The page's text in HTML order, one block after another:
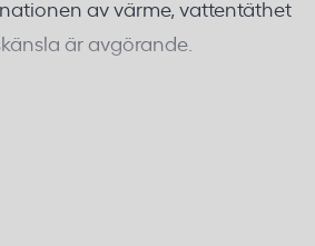
av värme, vattentäthet
är avgörande.